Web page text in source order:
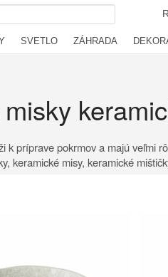
SVETLO ZÁHRADA
príprave pokrmov a majú veľmi
keramické misy, keramické